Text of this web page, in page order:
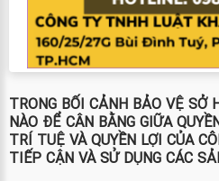
TRONG BỐI CẢNH BẢO VỆ SỞ
NÀO ĐỂ CÂN BẰNG GIỮA
TRÍ TUỆ VÀ QUYỀN LỢI CỦA
TIẾP CẬN VÀ SỬ DỤNG CÁC